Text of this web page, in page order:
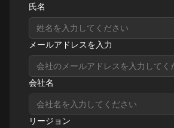
氏名
メールアドレスを入力
会社名
リージョン